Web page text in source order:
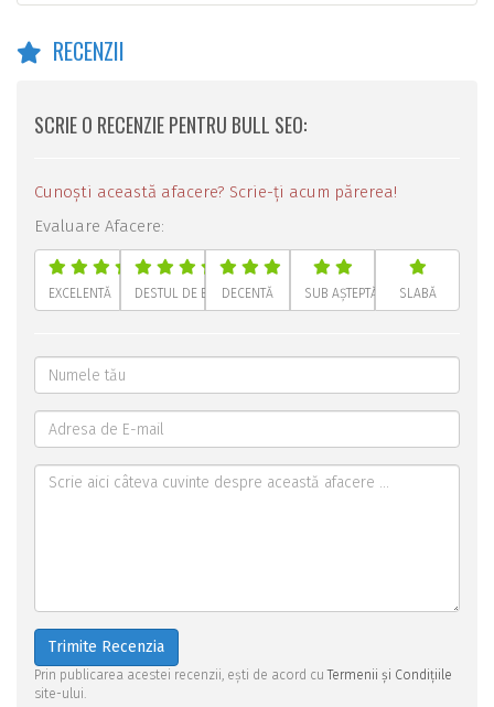
RECENZII
SCRIE O RECENZIE PENTRU BULL SEO:
Cunoști această afacere? Scrie-ți acum părerea!
Evaluare Afacere:
EXCELENTĂ DESTUL DE BUNĂDECENTĂ SUB AȘTEPTĂRI SLABĂ
Trimite Recenzia
Prin publicarea acestei recenzii, ești de acord cuTermenii și Condițiile
site-ului.